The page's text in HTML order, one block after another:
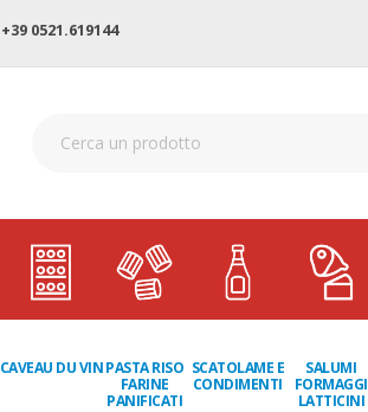
+39 0521.619144
CAVEAU DU VINPASTA RISO
FARINE
PANIFICATI
SCATOLAME E
CONDIMENTI
SALUMI
FORMAGGI
LATTICINI